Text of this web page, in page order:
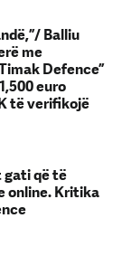
Balliu
me
Defence”
euro
të verifikojë
gati që të
online. Kritika